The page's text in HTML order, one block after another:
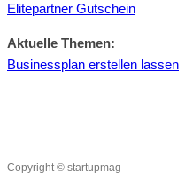
Elitepartner Gutschein
Aktuelle Themen:
Businessplan erstellen lassen
Copyright © startupmag